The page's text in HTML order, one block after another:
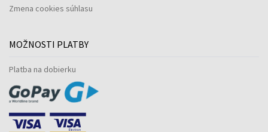
Zmena cookies súhlasu
MOŽNOSTI PLATBY
Platba na dobierku